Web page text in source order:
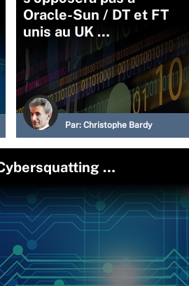
Oracle-Sun / DT et FT
unis au UK …
Par: Christophe Bardy
…